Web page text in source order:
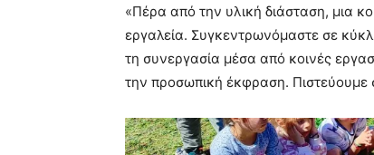
«Πέρα από την υλική διάσταση, μια
εργαλεία. Συγκεντρωνόμαστε σε
τη συνεργασία μέσα από κοινές
την προσωπική έκφραση. Πιστεύουμε